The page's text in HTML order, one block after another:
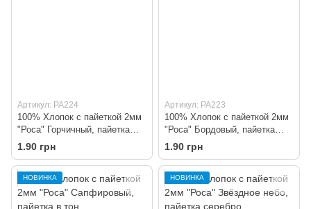
Артикул: PA224
100% Хлопок с пайеткой 2мм
"Роса" Горчичный, пайетка
золото
1.90 грн
Артикул: PA223
100% Хлопок с пайеткой 2мм
"Роса" Бордовый, пайетка
золото
1.90 грн
НОВИНКА НОВИНКА